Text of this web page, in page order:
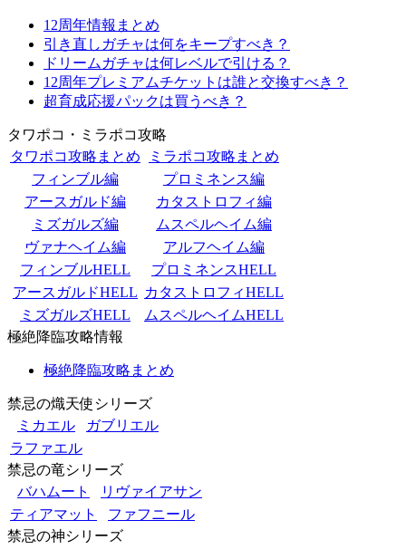
12周年情報まとめ
引き直しガチャは何をキープすべき？
ドリームガチャは何レベルで引ける？
12周年プレミアムチケットは誰と交換すべき？
超育成応援パックは買うべき？
タワポコ・ミラポコ攻略
タワポコ攻略まとめ
ミラポコ攻略まとめ
フィンブル編
プロミネンス編
アースガルド編
カタストロフィ編
ミズガルズ編
ムスペルヘイム編
ヴァナヘイム編
アルフヘイム編
フィンブルHELL
プロミネンスHELL
アースガルドHELL カタストロフィHELL
ミズガルズHELL
ムスペルヘイムHELL
極絶降臨攻略情報
極絶降臨攻略まとめ
禁忌の熾天使シリーズ
ミカエル
ガブリエル
ラファエル
禁忌の竜シリーズ
バハムート
リヴァイアサン
ティアマット
ファフニール
禁忌の神シリーズ